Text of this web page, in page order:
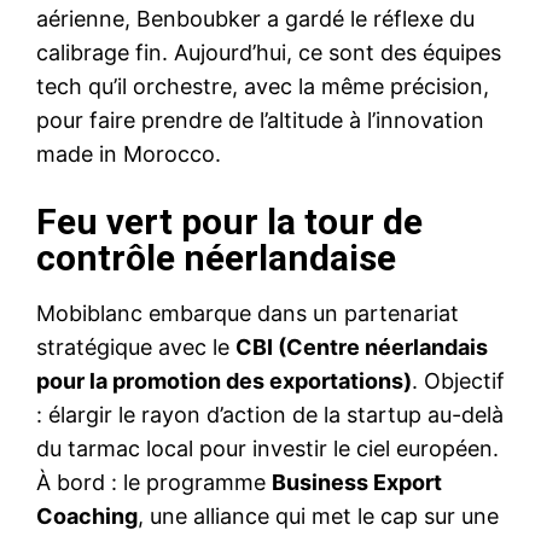
aérienne, Benboubker a gardé le réflexe du
calibrage fin. Aujourd’hui, ce sont des équipes
tech qu’il orchestre, avec la même précision,
pour faire prendre de l’altitude à l’innovation
made in Morocco.
Feu vert pour la tour de
contrôle néerlandaise
Mobiblanc embarque dans un partenariat
stratégique avec le CBI (Centre néerlandais
pour la promotion des exportations). Objectif
: élargir le rayon d’action de la startup au-delà
du tarmac local pour investir le ciel européen.
À bord : le programme Business Export
Coaching, une alliance qui met le cap sur une